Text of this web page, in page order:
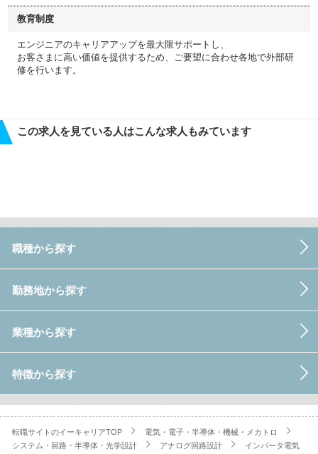
教育制度
エンジニアのキャリアアップを最大限サポートし、
お客さまに高い価値を提供するため、ご要望に合わせ各地で外部研
修を行います。
この求人を見ている人はこんな求人もみています
職種から探す
勤務地から探す
業種から探す
特徴から探す
転職サイトのイーキャリアTOP
電気・電子・半導体・機械・メカトロ
システム・回路・半導体・光学設計
アナログ回路設計
インバータ電気